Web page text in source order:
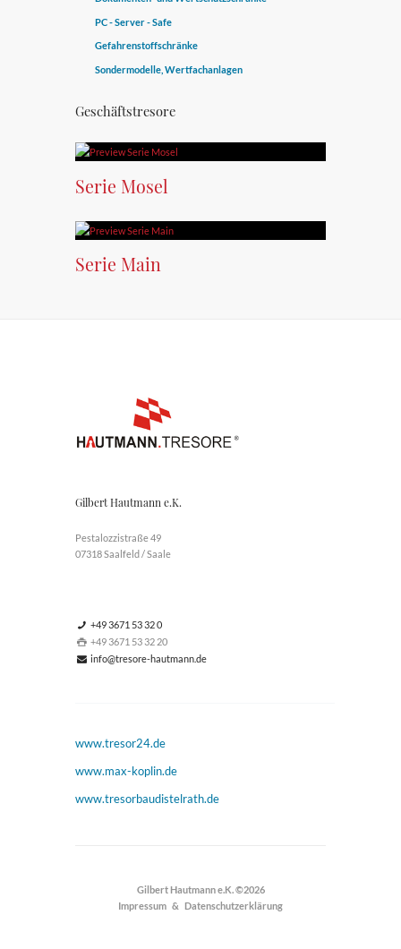
PC - Server - Safe
Gefahrenstoffschränke
Sondermodelle, Wertfachanlagen
Geschäftstresore
Serie Mosel
Serie Main
Gilbert Hautmann e.K.
Pestalozzistraße 49
07318 Saalfeld / Saale
+49 3671 53 32 0
+49 3671 53 32 20
info@tresore-hautmann.de
www.tresor24.de
www.max-koplin.de
www.tresorbaudistelrath.de
Gilbert Hautmann e.K.©2026
Impressum & Datenschutzerklärung